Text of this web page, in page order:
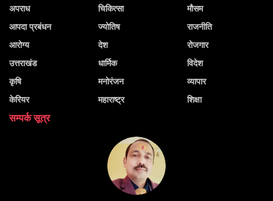
अपराध
आपदा प्रबंधन
आरोग्य
उत्तराखंड
कृषि
केरियर
चिकित्सा
ज्योतिष
देश
धार्मिक
मनोरंजन
महाराष्ट्र
मौसम
राजनीति
रोजगार
विदेश
व्यापार
शिक्षा
सम्पर्क सूत्र